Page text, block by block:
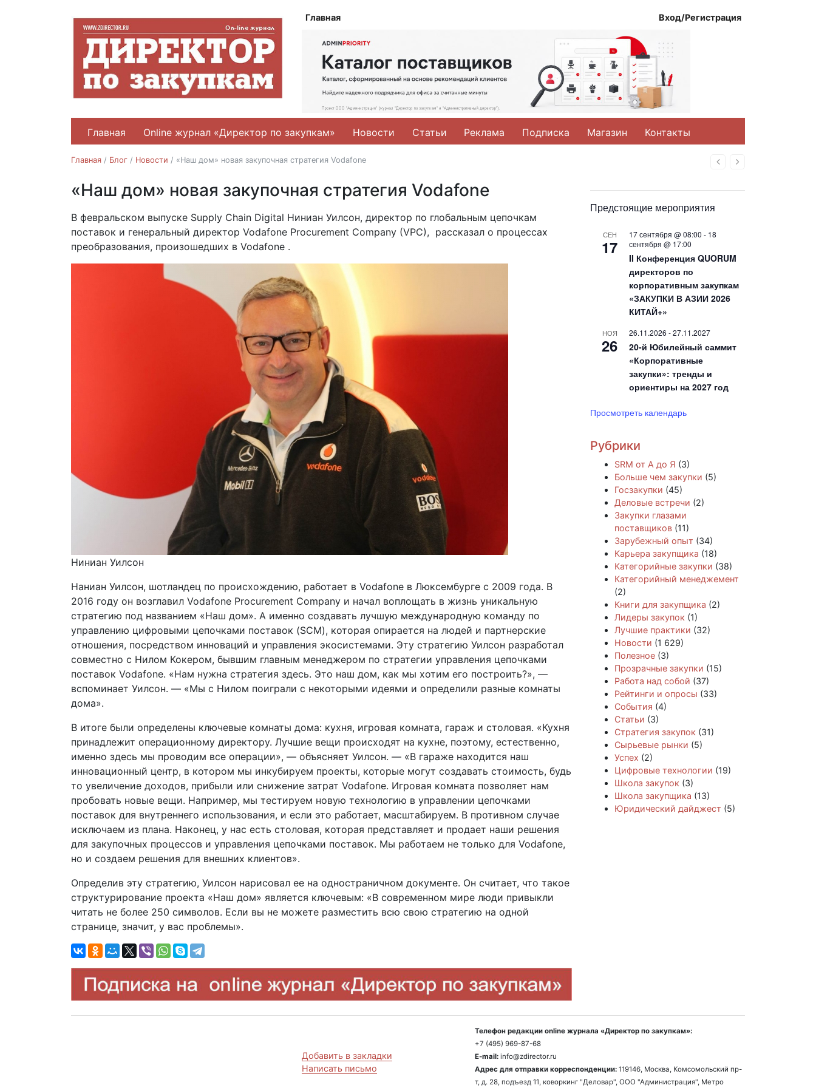
Главная Вход/Регистрация
Главная Online журнал «Директор по закупкам» Новости Статьи Реклама Подписка Магазин Контакты
НазадВперед
Главная / Блог / Новости / «Наш дом» новая закупочная стратегия Vodafone
Новости
«Наш дом» новая закупочная стратегия Vodafone
25.02.2020
В февральском выпуске Supply Chain Digital Ниниан Уилсон, директор по глобальным цепочкам
поставок и генеральный директор Vodafone Procurement Company (VPC), рассказал о процессах
преобразования, произошедших в Vodafone .
Ниниан Уилсон
Наниан Уилсон, шотландец по происхождению, работает в Vodafone в Люксембурге с 2009 года. В
2016 году он возглавил Vodafone Procurement Company и начал воплощать в жизнь уникальную
стратегию под названием «Наш дом». А именно создавать лучшую международную команду по
управлению цифровыми цепочками поставок (SCM), которая опирается на людей и партнерские
отношения, посредством инноваций и управления экосистемами. Эту стратегию Уилсон разработал
совместно с Нилом Кокером, бывшим главным менеджером по стратегии управления цепочками
поставок Vodafone. «Нам нужна стратегия здесь. Это наш дом, как мы хотим его построить?», —
вспоминает Уилсон. — «Мы с Нилом поиграли с некоторыми идеями и определили разные комнаты
дома».
В итоге были определены ключевые комнаты дома: кухня, игровая комната, гараж и столовая. «Кухня
принадлежит операционному директору. Лучшие вещи происходят на кухне, поэтому, естественно,
именно здесь мы проводим все операции», — объясняет Уилсон. — «В гараже находится наш
инновационный центр, в котором мы инкубируем проекты, которые могут создавать стоимость, будь
то увеличение доходов, прибыли или снижение затрат Vodafone. Игровая комната позволяет нам
пробовать новые вещи. Например, мы тестируем новую технологию в управлении цепочками
поставок для внутреннего использования, и если это работает, масштабируем. В противном случае
исключаем из плана. Наконец, у нас есть столовая, которая представляет и продает наши решения
для закупочных процессов и управления цепочками поставок. Мы работаем не только для Vodafone,
но и создаем решения для внешних клиентов».
Определив эту стратегию, Уилсон нарисовал ее на одностраничном документе. Он считает, что такое
структурирование проекта «Наш дом» является ключевым: «В современном мире люди привыкли
читать не более 250 символов. Если вы не можете разместить всю свою стратегию на одной
странице, значит, у вас проблемы».
Предстоящие мероприятия
СЕН
17
17 сентября @ 08:00 - 18
сентября @ 17:00
II Конференция QUORUM
директоров по
корпоративным закупкам
«ЗАКУПКИ В АЗИИ 2026
КИТАЙ+»
НОЯ
26
26.11.2026 -27.11.2027
20-й Юбилейный саммит
«Корпоративные
закупки»: тренды и
ориентиры на 2027 год
Просмотреть календарь
Рубрики
SRM от А до Я (3)
Больше чем закупки (5)
Госзакупки (45)
Деловые встречи (2)
Закупки глазами
поставщиков (11)
Зарубежный опыт (34)
Карьера закупщика (18)
Категорийные закупки (38)
Категорийный менеджемент
(2)
Книги для закупщика (2)
Лидеры закупок (1)
Лучшие практики (32)
Новости (1 629)
Полезное (3)
Прозрачные закупки (15)
Работа над собой (37)
Рейтинги и опросы (33)
События (4)
Статьи (3)
Стратегия закупок (31)
Сырьевые рынки (5)
Успех (2)
Цифровые технологии (19)
Школа закупок (3)
Школа закупщика (13)
Юридический дайджест (5)
Добавить в закладки
Написать письмо
Телефон редакции online журнала «Директор по закупкам»:
+7 (495) 969-87-68
E-mail: info@zdirector.ru
Адрес для отправки корреспонденции: 119146, Москва, Комсомольский пр-
т, д. 28, подъезд 11, коворкинг "Деловар", ООО "Администрация", Метро